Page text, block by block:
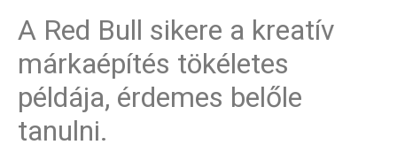
A Red Bull sikere a kreatív
márkaépítés tökéletes
példája, érdemes belőle
tanulni.